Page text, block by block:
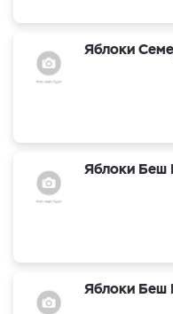
Яблоки
Яблоки Беш
Яблоки Беш